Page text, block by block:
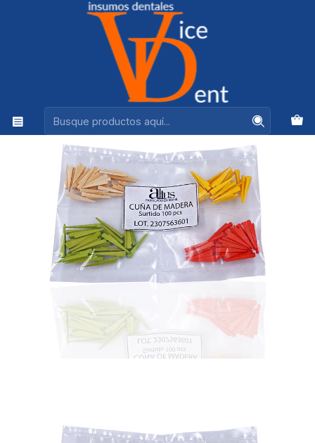
Ventas +56944575313
OPERATORIA Y ESTETICA
CUÑAS DE MADERA SURTIDAS ALTUS BOLSA 100 UNDS